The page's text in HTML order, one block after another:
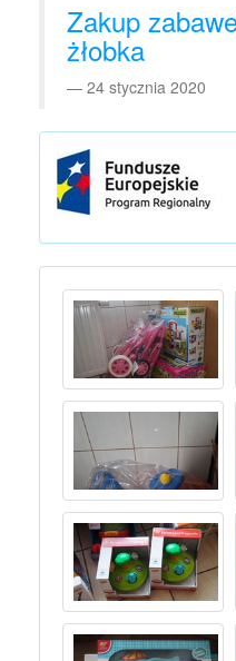
Zakup
żłobka
24 stycznia 2020